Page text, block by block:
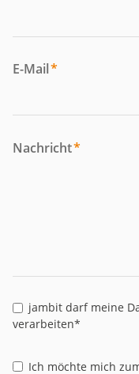
E-Mail*
Nachricht*
jambit darf meine
verarbeiten*
Ich möchte mich